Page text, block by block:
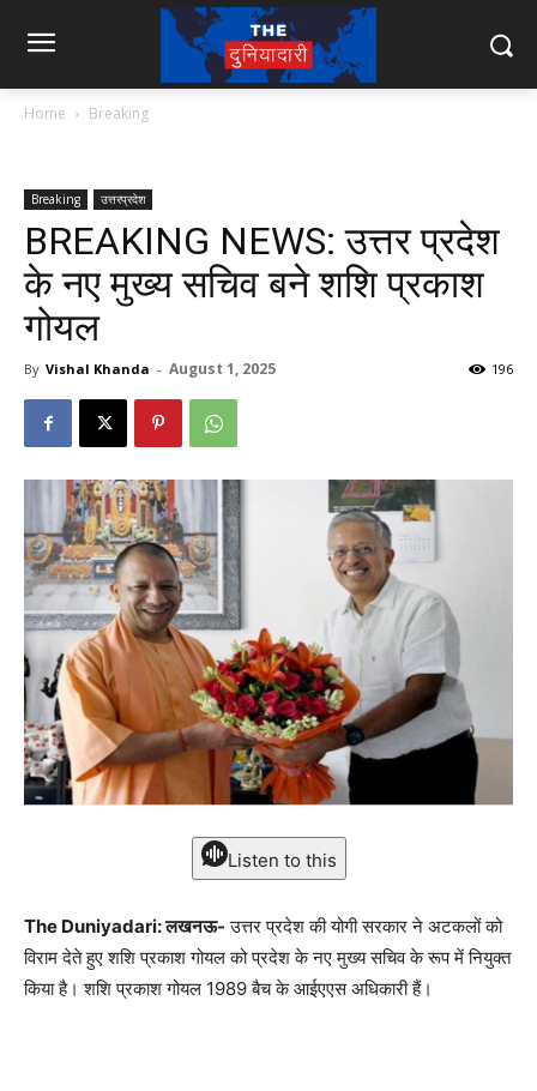
Home Breaking
Breaking उत्तरप्रदेश
BREAKING NEWS: उत्तर प्रदेश
के नए मुख्य सचिव बने शशि प्रकाश
गोयल
By Vishal Khanda - August 1, 2025 196
Listen to this
The Duniyadari: लखनऊ- उत्तर प्रदेश की योगी सरकार ने अटकलों को
विराम देते हुए शशि प्रकाश गोयल को प्रदेश के नए मुख्य सचिव के रूप में नियुक्त
किया है। शशि प्रकाश गोयल 1989 बैच के आईएएस अधिकारी हैं।